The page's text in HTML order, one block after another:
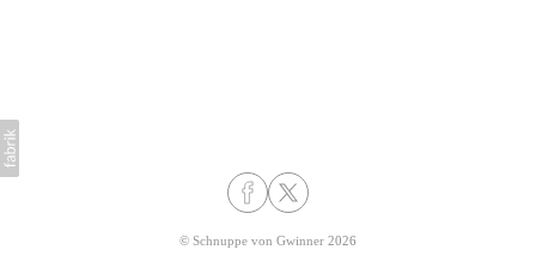
© Schnuppe von Gwinner 2026